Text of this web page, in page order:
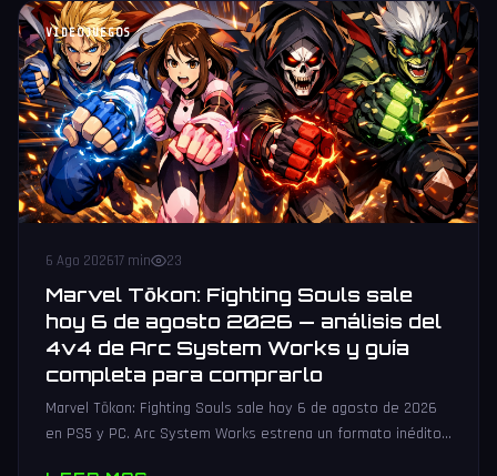
VIDEOJUEGOS
6 Ago 202617 min 23
Marvel Tōkon: Fighting Souls sale
hoy 6 de agosto 2026 — análisis del
4v4 de Arc System Works y guía
completa para comprarlo
Marvel Tōkon: Fighting Souls sale hoy 6 de agosto de 2026
en PS5 y PC. Arc System Works estrena un formato inédito